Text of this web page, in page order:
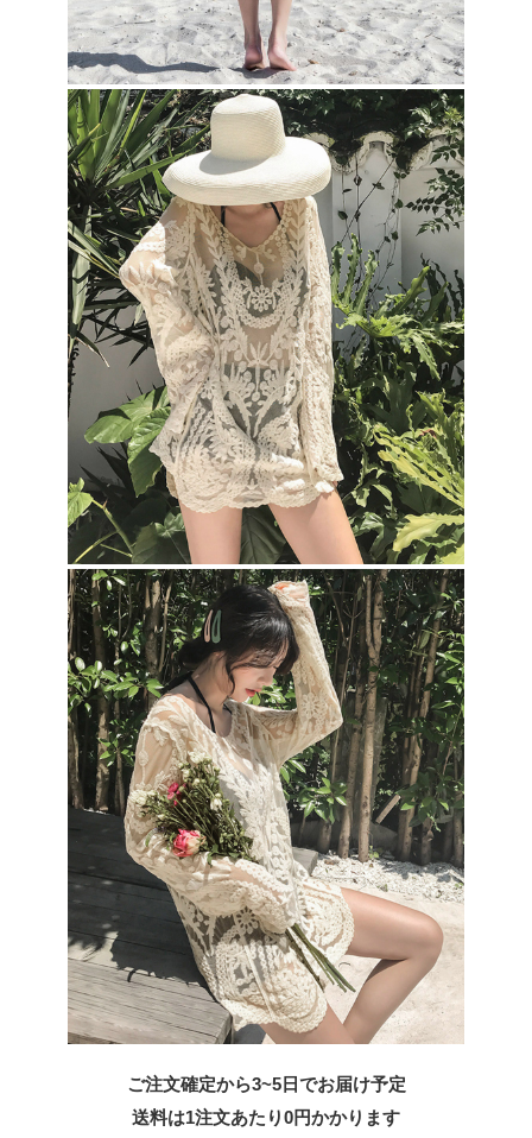
ご注文確定から3~5日でお届け予定
送料は1注文あたり0円かかります